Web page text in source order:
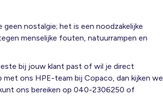
nostalgie; het is een noodzakelijke
menselijke fouten, natuurrampen en
bij jouw klant past of wil je direct
ons HPE-team bij Copaco, dan kijken we
ons bereiken op 040-2306250 of